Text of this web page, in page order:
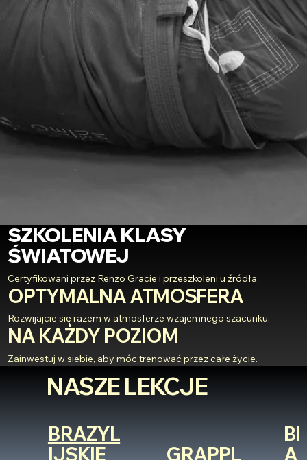
NA KAŻDY POZIOM
Zainwestuj w siebie, aby móc trenować przez całe życie.
OPTYMALNA ATMOSFERA
Rozwijajcie się razem w atmosferze wzajemnego szacunku.
SZKOLENIA KLASY
ŚWIATOWEJ
Certyfikowani przez Renzo Gracie i przeszkoleni u źródła.
BRAZYL
IJSKIE
GRAPPL
NASZE LEKCJE